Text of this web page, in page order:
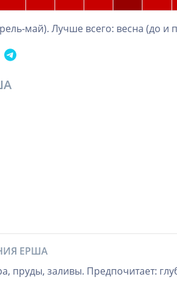
май). Лучше всего: весна (до и
ЕРША
пруды, заливы. Предпочитает: